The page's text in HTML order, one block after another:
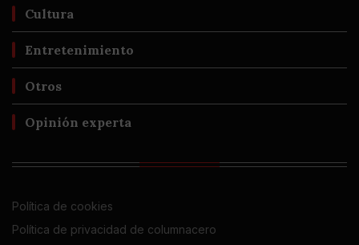
Cultura
Entretenimiento
Otros
Opinión experta
Política de cookies
Política de privacidad de columnacero